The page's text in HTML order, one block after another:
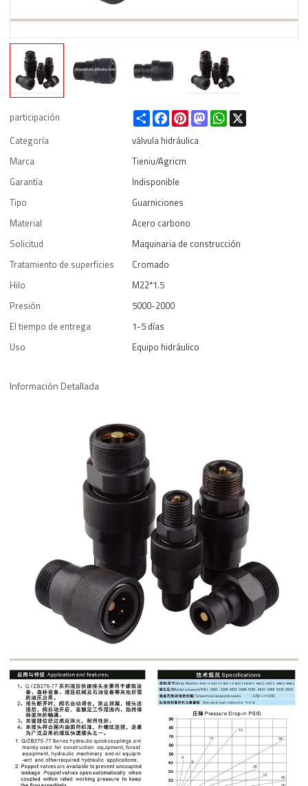
participación ShareFacebookPinterestMastodonWhatsApp
Categoría
válvula hidráulica
Marca
Tieniu/Agricm
Garantía
Indisponible
Tipo
Guarniciones
Material
Acero carbono
Solicitud
Maquinaria de construcción
Tratamiento de superficies
Cromado
Hilo
M22*1.5
Presión
5000-2000
El tiempo de entrega
1-5 días
Uso
Equipo hidráulico
Información Detallada